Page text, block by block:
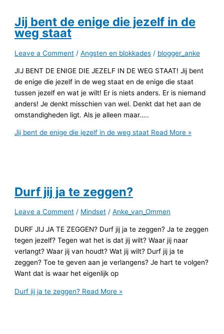
Jij bent de enige die jezelf in de
weg staat
Leave a Comment /Angsten en blokkades / blogger_anke
JIJ BENT DE ENIGE DIE JEZELF IN DE WEG STAAT! Jij bent
de enige die jezelf in de weg staat en de enige die staat
tussen jezelf en wat je wilt! Er is niets anders. Er is niemand
anders! Je denkt misschien van wel. Denkt dat het aan de
omstandigheden ligt. Als je alleen maar…..
Jij bent de enige die jezelf in de weg staat Read More »
Durf jij ja te zeggen?
Leave a Comment / Mindset /Anke_van_Ommen
DURF JIJ JA TE ZEGGEN? Durf jij ja te zeggen? Ja te zeggen
tegen jezelf? Tegen wat het is dat jij wilt? Waar jij naar
verlangt? Waar jij van houdt? Wat jij wilt? Durf jij ja te
zeggen? Toe te geven aan je verlangens? Je hart te volgen?
Want dat is waar het eigenlijk op
Durf jij ja te zeggen? Read More »